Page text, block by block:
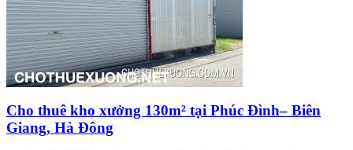
Cho thuê kho xưởng 130m² tại Phúc Đình– Biên
Giang, Hà Đông